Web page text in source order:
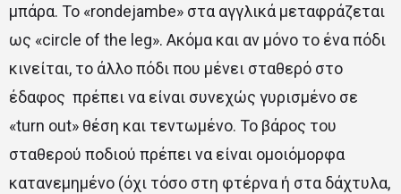
μπάρα. Το «rondejambe» στα αγγλικά μεταφράζεται
ως «circle of the leg». Ακόμα και αν μόνο το ένα πόδι
κινείται, το άλλο πόδι που μένει σταθερό στο
έδαφος πρέπει να είναι συνεχώς γυρισμένο σε
«turn out» θέση και τεντωμένο. Το βάρος του
σταθερού ποδιού πρέπει να είναι ομοιόμορφα
κατανεμημένο (όχι τόσο στη φτέρνα ή στα δάχτυλα,